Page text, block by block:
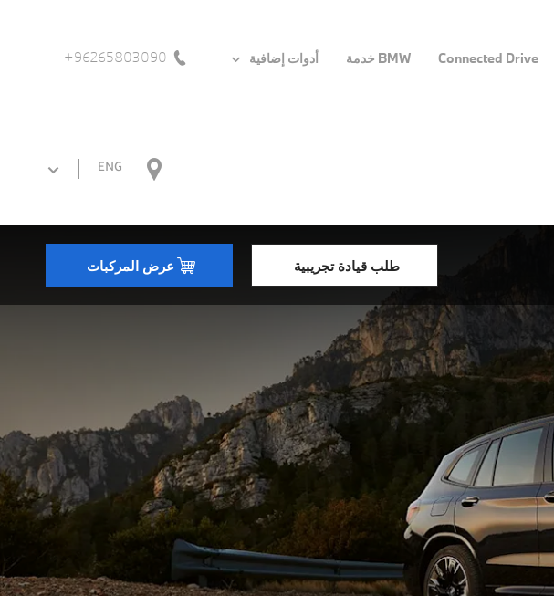
Connected Drive BMW خدمة أدوات إضافية 96265803090+
ENG
طلب قيادة تجريبية عرض المركبات